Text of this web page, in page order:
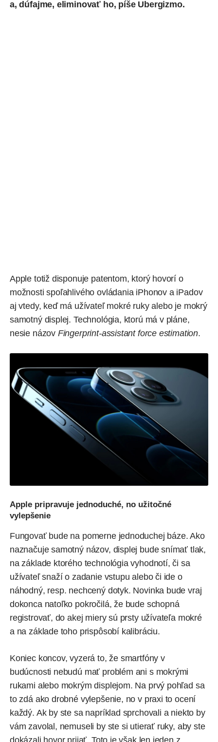
a, dúfajme, eliminovať ho, píše Ubergizmo.
Apple totiž disponuje patentom, ktorý hovorí o
možnosti spoľahlivého ovládania iPhonov a iPadov
aj vtedy, keď má užívateľ mokré ruky alebo je mokrý
samotný displej. Technológia, ktorú má v pláne,
nesie názov Fingerprint-assistant force estimation.
Apple pripravuje jednoduché, no užitočné
vylepšenie
Fungovať bude na pomerne jednoduchej báze. Ako
naznačuje samotný názov, displej bude snímať tlak,
na základe ktorého technológia vyhodnotí, či sa
užívateľ snaží o zadanie vstupu alebo či ide o
náhodný, resp. nechcený dotyk. Novinka bude vraj
dokonca natoľko pokročilá, že bude schopná
registrovať, do akej miery sú prsty užívateľa mokré
a na základe toho prispôsobí kalibráciu.
Koniec koncov, vyzerá to, že smartfóny v
budúcnosti nebudú mať problém ani s mokrými
rukami alebo mokrým displejom. Na prvý pohľad sa
to zdá ako drobné vylepšenie, no v praxi to ocení
každý. Ak by ste sa napríklad sprchovali a niekto by
vám zavolal, nemuseli by ste si utierať ruky, aby ste